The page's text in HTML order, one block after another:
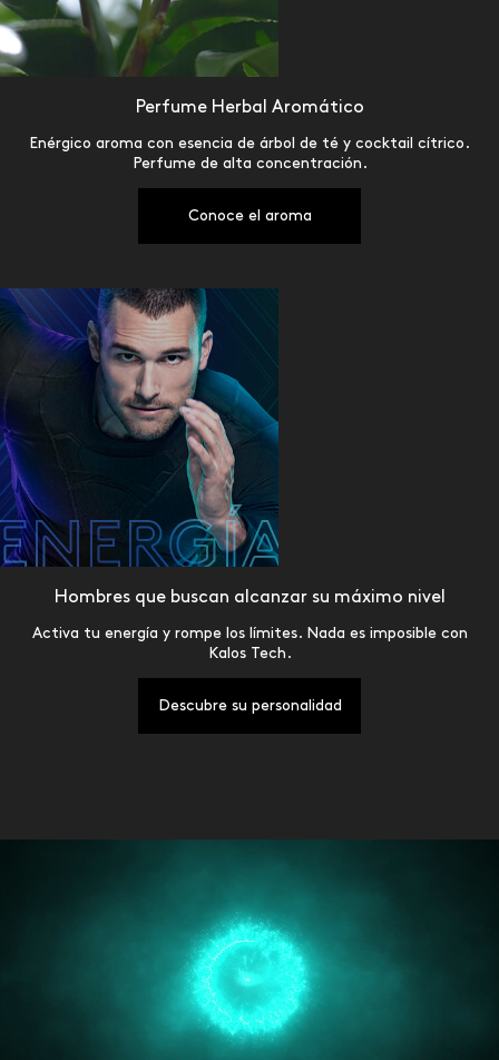
Perfume Herbal Aromático
Enérgico aroma con esencia de árbol de té y cocktail cítrico.
Perfume de alta concentración.
Conoce el aroma
Hombres que buscan alcanzar su máximo nivel
Activa tu energía y rompe los límites. Nada es imposible con
Kalos Tech.
Descubre su personalidad